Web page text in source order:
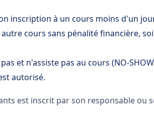
inscription à un cours moins d'un
cours sans pénalité financière,
et n'assiste pas au cours (NO-
autorisé.
est inscrit par son responsable ou